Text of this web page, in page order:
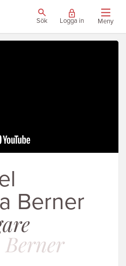
Sök Logga in Meny
Berner